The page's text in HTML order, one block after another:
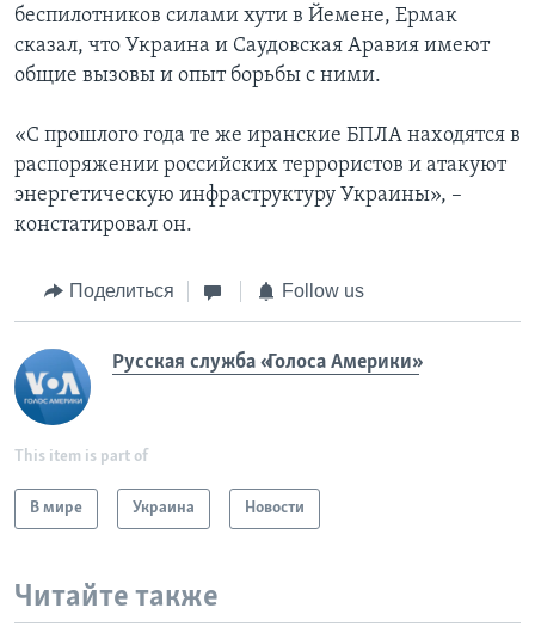
беспилотников силами хути в Йемене, Ермак
сказал, что Украина и Саудовская Аравия имеют
общие вызовы и опыт борьбы с ними.
«С прошлого года те же иранские БПЛА находятся в
распоряжении российских террористов и атакуют
энергетическую инфраструктуру Украины», –
констатировал он.
Поделиться Follow us
Русская служба «Голоса Америки»
This item is part of
В мире Украина Новости
Читайте также